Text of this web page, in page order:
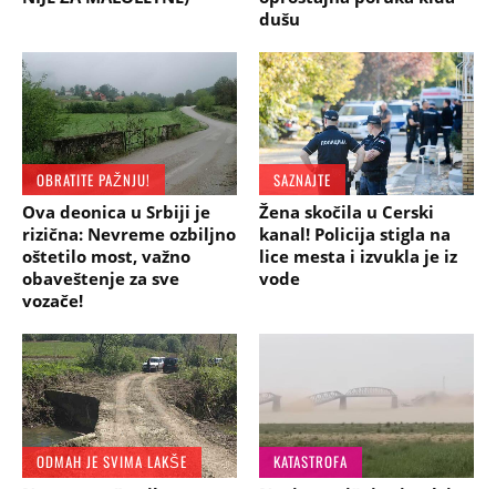
dušu
OBRATITE PAŽNJU!
Ova deonica u Srbiji je
rizična: Nevreme ozbiljno
oštetilo most, važno
obaveštenje za sve
vozače!
SAZNAJTE
Žena skočila u Cerski
kanal! Policija stigla na
lice mesta i izvukla je iz
vode
ODMAH JE SVIMA LAKŠE
KATASTROFA